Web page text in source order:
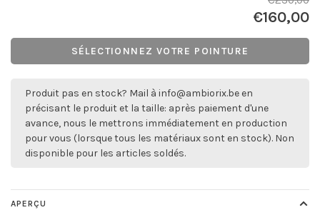
€160,00
SÉLECTIONNEZ VOTRE POINTURE
Produit pas en stock? Mail à info@ambiorix.be en
précisant le produit et la taille: après paiement d'une
avance, nous le mettrons immédiatement en production
pour vous (lorsque tous les matériaux sont en stock). Non
disponible pour les articles soldés.
APERÇU